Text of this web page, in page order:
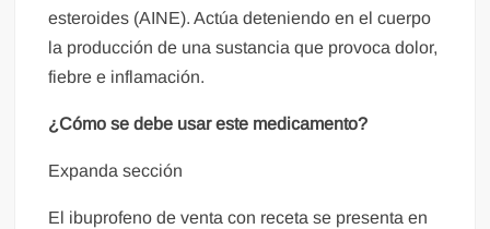
esteroides (AINE). Actúa deteniendo en el cuerpo
la producción de una sustancia que provoca dolor,
fiebre e inflamación.
¿Cómo se debe usar este medicamento?
Expanda sección
El ibuprofeno de venta con receta se presenta en